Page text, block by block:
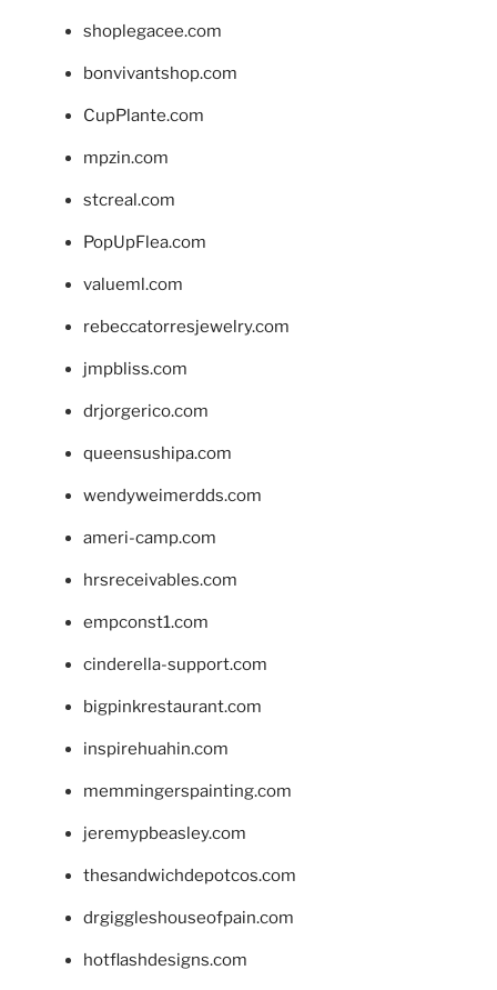
shoplegacee.com
bonvivantshop.com
CupPlante.com
mpzin.com
stcreal.com
PopUpFlea.com
valueml.com
rebeccatorresjewelry.com
jmpbliss.com
drjorgerico.com
queensushipa.com
wendyweimerdds.com
ameri-camp.com
hrsreceivables.com
empconst1.com
cinderella-support.com
bigpinkrestaurant.com
inspirehuahin.com
memmingerspainting.com
jeremypbeasley.com
thesandwichdepotcos.com
drgiggleshouseofpain.com
hotflashdesigns.com